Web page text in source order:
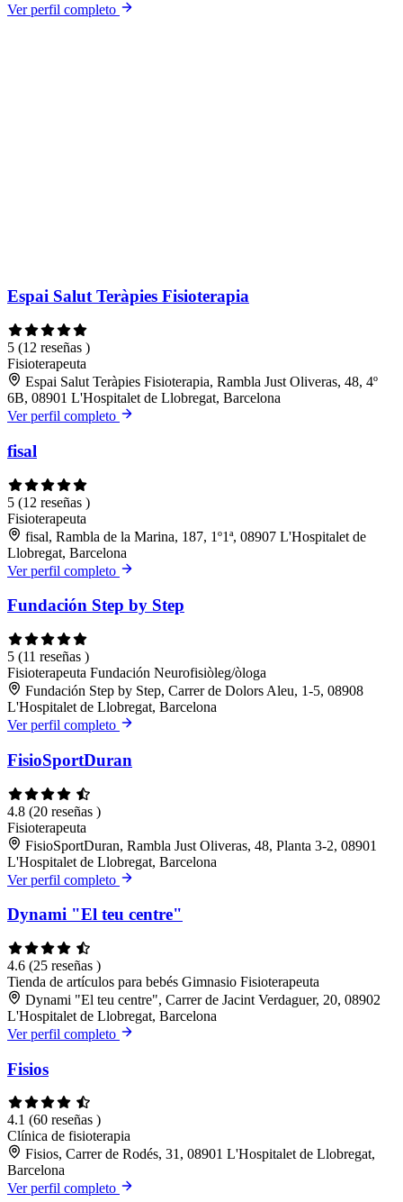
Ver perfil completo
Espai Salut Teràpies Fisioterapia
5 (12 reseñas )
Fisioterapeuta
Espai Salut Teràpies Fisioterapia, Rambla Just Oliveras, 48, 4º
6B, 08901 L'Hospitalet de Llobregat, Barcelona
Ver perfil completo
fisal
5 (12 reseñas )
Fisioterapeuta
fisal, Rambla de la Marina, 187, 1º1ª, 08907 L'Hospitalet de
Llobregat, Barcelona
Ver perfil completo
Fundación Step by Step
5 (11 reseñas )
Fisioterapeuta Fundación Neurofisiòleg/òloga
Fundación Step by Step, Carrer de Dolors Aleu, 1-5, 08908
L'Hospitalet de Llobregat, Barcelona
Ver perfil completo
FisioSportDuran
4.8 (20 reseñas )
Fisioterapeuta
FisioSportDuran, Rambla Just Oliveras, 48, Planta 3-2, 08901
L'Hospitalet de Llobregat, Barcelona
Ver perfil completo
Dynami "El teu centre"
4.6 (25 reseñas )
Tienda de artículos para bebés Gimnasio Fisioterapeuta
Dynami "El teu centre", Carrer de Jacint Verdaguer, 20, 08902
L'Hospitalet de Llobregat, Barcelona
Ver perfil completo
Fisios
4.1 (60 reseñas )
Clínica de fisioterapia
Fisios, Carrer de Rodés, 31, 08901 L'Hospitalet de Llobregat,
Barcelona
Ver perfil completo